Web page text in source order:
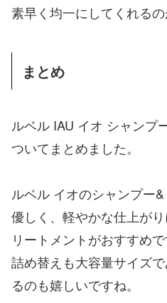
素早く均一にしてくれるの
まとめ
ルベル IAU イオ シャンプ
ついてまとめました。
ルベル イオのシャンプー
優しく、軽やかな仕上が
リートメントがおすすめで
詰め替えも大容量サイズ
るのも嬉しいですね。